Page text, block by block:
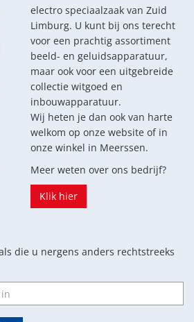
electro speciaalzaak van Zuid
Limburg. U kunt bij ons terecht
voor een prachtig assortiment
beeld- en geluidsapparatuur,
maar ook voor een uitgebreide
collectie witgoed en
inbouwapparatuur.
Wij heten je dan ook van harte
welkom op onze website of in
onze winkel in Meerssen.
Meer weten over ons bedrijf?
Klik hier
die u nergens anders rechtstreeks